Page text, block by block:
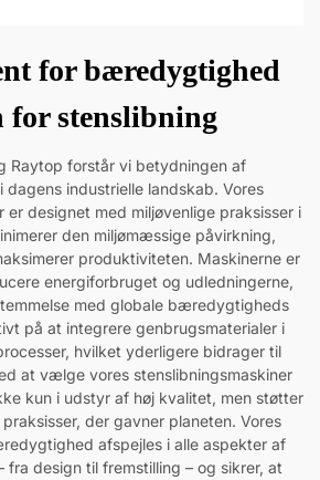
for bæredygtighed
for stenslibning
Raytop forstår vi betydningen af
industrielle landskab. Vores
er designet med miljøvenlige praksisser i
den miljømæssige påvirkning,
produktiviteten. Maskinerne er
energiforbruget og udledningerne,
med globale bæredygtigheds
på at integrere genbrugsmaterialer i
hvilket yderligere bidrager til
at vælge vores stenslibningsmaskiner
kun i udstyr af høj kvalitet, men støtter
der gavner planeten. Vores
afspejles i alle aspekter af
fra design til fremstilling – og sikrer, at